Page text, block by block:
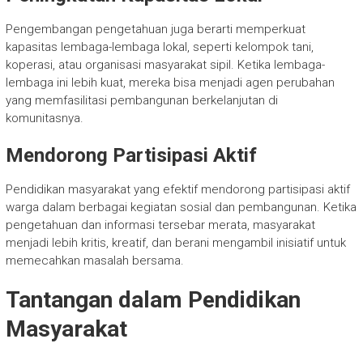
Pengembangan pengetahuan juga berarti memperkuat
kapasitas lembaga-lembaga lokal, seperti kelompok tani,
koperasi, atau organisasi masyarakat sipil. Ketika lembaga-
lembaga ini lebih kuat, mereka bisa menjadi agen perubahan
yang memfasilitasi pembangunan berkelanjutan di
komunitasnya.
Mendorong Partisipasi Aktif
Pendidikan masyarakat yang efektif mendorong partisipasi aktif
warga dalam berbagai kegiatan sosial dan pembangunan. Ketika
pengetahuan dan informasi tersebar merata, masyarakat
menjadi lebih kritis, kreatif, dan berani mengambil inisiatif untuk
memecahkan masalah bersama.
Tantangan dalam Pendidikan
Masyarakat